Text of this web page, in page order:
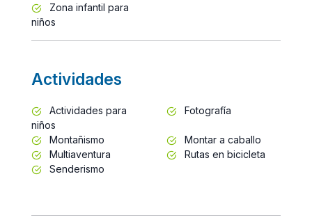
Zona infantil para
niños
Actividades
Actividades para
niños
Fotografía
Montañismo
Montar a caballo
Multiaventura
Rutas en bicicleta
Senderismo